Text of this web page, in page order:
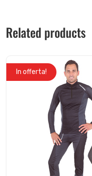
Related products
In offerta!